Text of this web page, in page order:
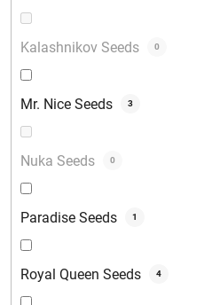
Kalashnikov Seeds 0
Mr. Nice Seeds 3
Nuka Seeds 0
Paradise Seeds 1
Royal Queen Seeds 4